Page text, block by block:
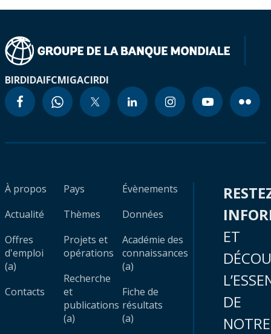
BIRDIDAIFCMIGACIRDI
À propos
Actualité
Offres
d'emploi
(a)
Contacts
Pays
Thèmes
Projets et
opérations
Recherche
et
publications
(a)
Évènements
Données
Académie des
connaissances
(a)
Fiche de
résultats
(a)
ET
DE
NOTRE